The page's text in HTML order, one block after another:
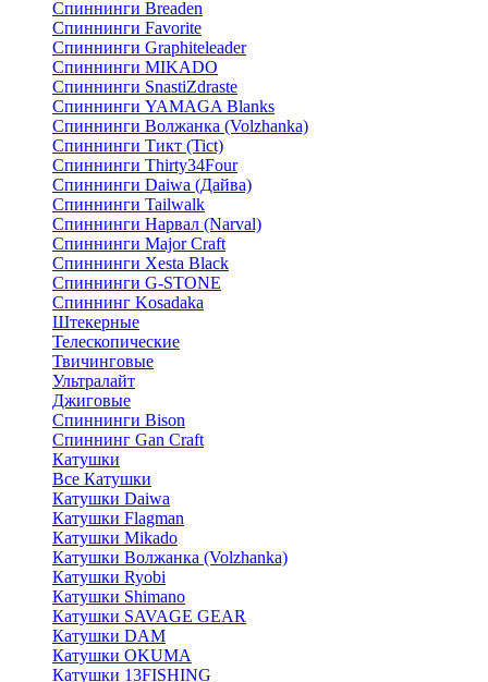
Спиннинги Breaden
Спиннинги Favorite
Спиннинги Graphiteleader
Спиннинги MIKADO
Спиннинги SnastiZdraste
Спиннинги YAMAGA Blanks
Спиннинги Волжанка (Volzhanka)
Спиннинги Тикт (Tict)
Спиннинги Thirty34Four
Спиннинги Daiwa (Дайва)
Спиннинги Tailwalk
Спиннинги Нарвал (Narval)
Спиннинги Major Craft
Спиннинги Xesta Black
Спиннинги G-STONE
Спиннинг Kosadaka
Штекерные
Телескопические
Твичинговые
Ультралайт
Джиговые
Спиннинги Bison
Спиннинг Gan Craft
Катушки
Все Катушки
Катушки Daiwa
Катушки Flagman
Катушки Mikado
Катушки Волжанка (Volzhanka)
Катушки Ryobi
Катушки Shimano
Катушки SAVAGE GEAR
Катушки DAM
Катушки OKUMA
Катушки 13FISHING